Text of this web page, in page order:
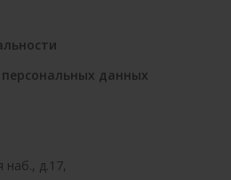
данных
наб., д.17,